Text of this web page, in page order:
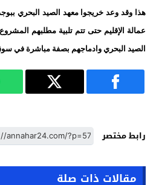
هذا وقد وعد خريجوا معهد الصيد البحري
عمالة الإقليم حتى تتم تلبية مطلبهم
الصيد البحري وادماجهم بصفة مباشرة في
رابط مختصر
مقالات ذات صلة